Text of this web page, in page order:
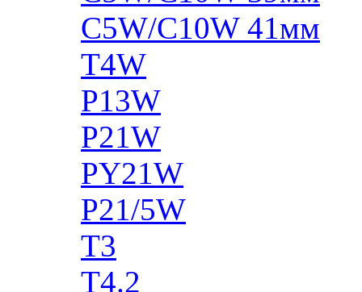
C5W/C10W 41мм
T4W
P13W
P21W
PY21W
P21/5W
T3
T4.2